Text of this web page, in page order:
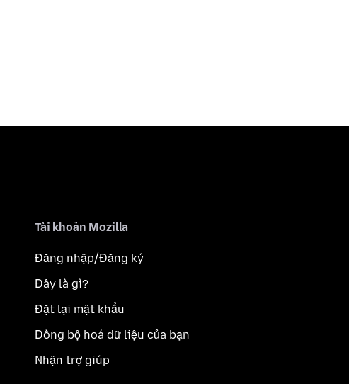
Tài khoản Mozilla
Đăng nhập/Đăng ký
Đây là gì?
Đặt lại mật khẩu
Đồng bộ hoá dữ liệu của bạn
Nhận trợ giúp